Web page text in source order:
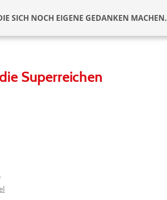
SICH NOCH EIGENE GEDANKEN MACHEN.
Superreichen